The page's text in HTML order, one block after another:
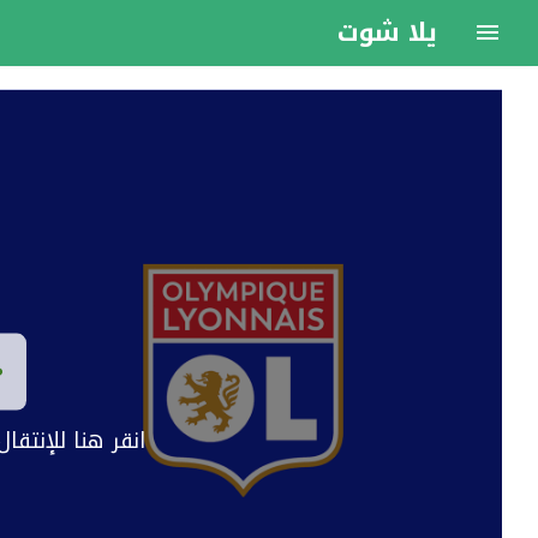
يلا شوت
انقر هنا